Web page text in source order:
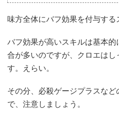
味方全体にバフ効果を付与する
バフ効果が高いスキルは基本
合が多いのですが、クロエはし
す。えらい。
その分、必殺ゲージプラスな
で、注意しましょう。